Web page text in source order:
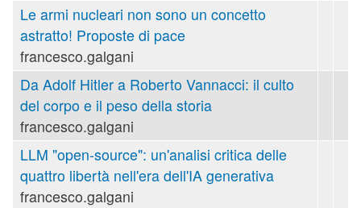
Le armi nucleari non sono un concetto
astratto! Proposte di pace
francesco.galgani
Da Adolf Hitler a Roberto Vannacci: il culto
del corpo e il peso della storia
francesco.galgani
LLM "open-source": un'analisi critica delle
quattro libertà nell'era dell'IA generativa
francesco.galgani